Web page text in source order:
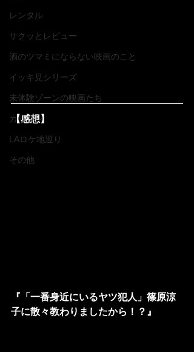
レンタル
サクッとレビュー
酒のツマミにならない映画のこと
イッキ見シリーズ
未体験ゾーンの映画たち
カリコレ
LAロケ地巡り
その他
【感想】
『「一番身近にいるヤツ犯人」篠原涼
子に散々教わりましたから！？』